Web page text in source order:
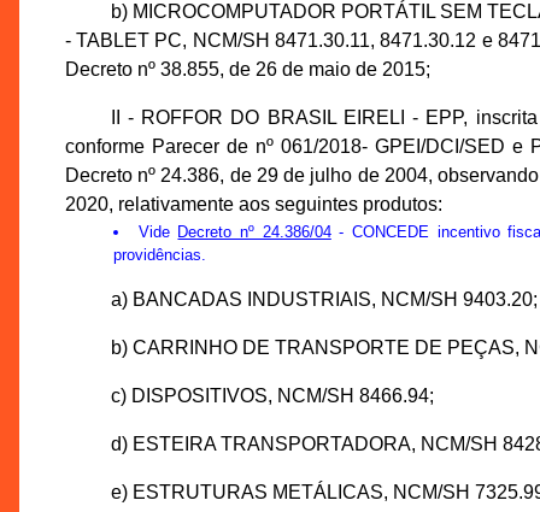
b) MICROCOMPUTADOR PORTÁTIL SEM
- TABLET PC, NCM/SH 8471.30.11, 8471.30.12 e
Decreto nº 38.855, de 26 de maio de 2015;
II - ROFFOR DO BRASIL EIRELI - EPP,
conforme Parecer de nº 061/2018- GPEI/DCI/SED
Decreto nº 24.386, de 29 de julho de 2004,
2020, relativamente aos seguintes produtos:
Vide Decreto nº 24.386/04- CONCEDE incentivo
providências.
a) BANCADAS INDUSTRIAIS, NCM/SH 9403.20;
b) CARRINHO DE TRANSPORTE DE PEÇAS,
c) DISPOSITIVOS, NCM/SH 8466.94;
d) ESTEIRA TRANSPORTADORA, NCM/SH
e) ESTRUTURAS METÁLICAS, NCM/SH